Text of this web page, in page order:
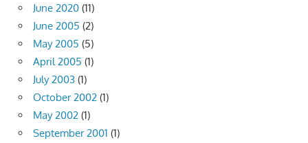
June 2020 (11)
June 2005 (2)
May 2005 (5)
April 2005 (1)
July 2003 (1)
October 2002 (1)
May 2002 (1)
September 2001 (1)